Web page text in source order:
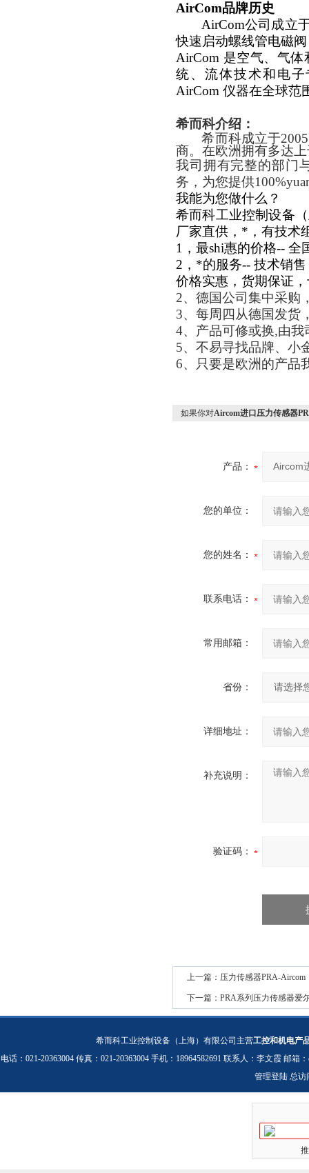
AirCom品牌历史
AirCom公司成立
快速启动螺线管电磁阀
AirCom 是空气、气
统、流体技术和电
AirCom 仪器在全球范
希而科介绍：
希而科成立于2005
商。在欧洲拥有多达
我司拥有完整的部门
务，为您提供
我能为您做什么？
希而科工业控制设备
厂家直供，*，有技术
1 ，最shi惠的价格--
2 ，*的服务-- 技术销
价格实惠，货期保证
2、德国公司集中采购
3、每周四从德国发货
4、产品可修或换,由我
5、不易寻找品牌、小
6、只要是欧洲的产品
如果你对Aircom进口压力传感器
产品：
您的单位：
您的姓名：
联系电话：
常用邮箱：
省份：
详细地址：
补充说明：
验证码：
上一篇： 压力传感器PRA-Aircom
下一篇： PRA系列压力传感器爱
希而科工业控制设备（上海）有限公司主营工控和机电产
电话：021-20363004 传真：021-20363004 手机：18964582691 联系人：李文霞 邮箱：
管理登陆 总访